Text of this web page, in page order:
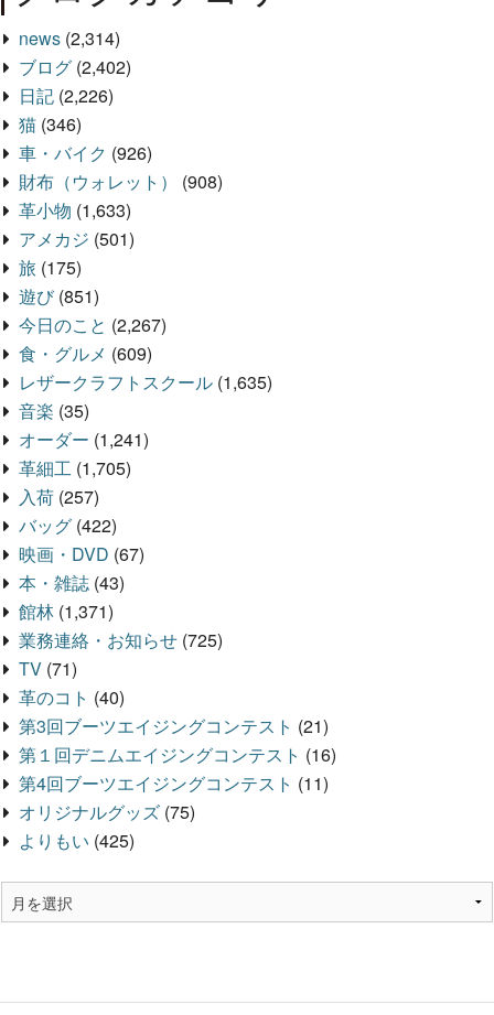
news (2,314)
ブログ (2,402)
日記 (2,226)
猫 (346)
車・バイク (926)
財布（ウォレット）
(908)
革小物 (1,633)
アメカジ (501)
旅 (175)
遊び(851)
今日のこと (2,267)
食・グルメ (609)
レザークラフトスクール (1,635)
音楽 (35)
オーダー (1,241)
革細工 (1,705)
入荷 (257)
バッグ (422)
映画・DVD (67)
本・雑誌 (43)
館林 (1,371)
業務連絡・お知らせ (725)
TV (71)
革のコト (40)
第3回ブーツエイジングコンテスト (21)
第１回デニムエイジングコンテスト (16)
第4回ブーツエイジングコンテスト (11)
オリジナルグッズ (75)
よりもい (425)